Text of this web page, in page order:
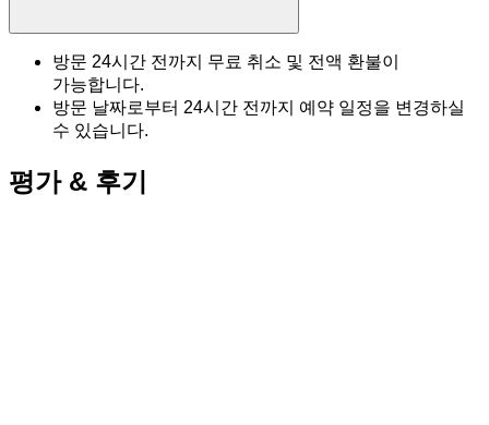
방문 24시간 전까지 무료 취소 및 전액 환불이
가능합니다.
방문 날짜로부터 24시간 전까지 예약 일정을 변경하실
수 있습니다.
평가 & 후기